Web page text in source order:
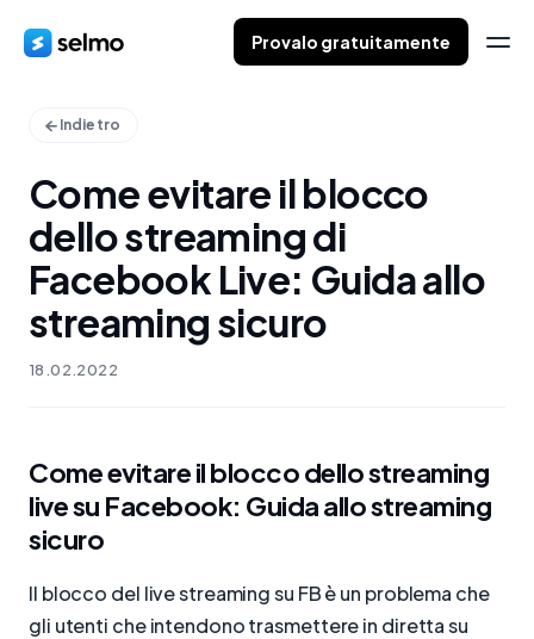
Provalo gratuitamente
Indietro
Come evitare il blocco
dello streaming di
Facebook Live: Guida allo
streaming sicuro
18.02.2022
Come evitare il blocco dello streaming
live su Facebook: Guida allo streaming
sicuro
Il blocco del live streaming su FB è un problema che
gli utenti che intendono trasmettere in diretta su